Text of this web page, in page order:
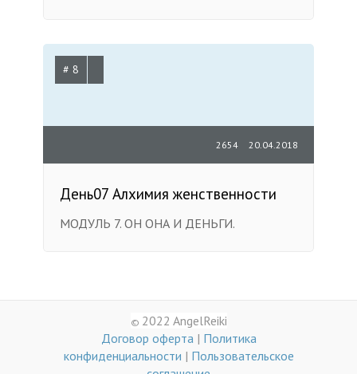
# 8
20.04.2018
2654
День07 Алхимия женственности
МОДУЛЬ 7. ОН ОНА И ДЕНЬГИ.
© 2022 AngelReiki
Договор оферта| Политика
конфиденциальности | Пользовательское